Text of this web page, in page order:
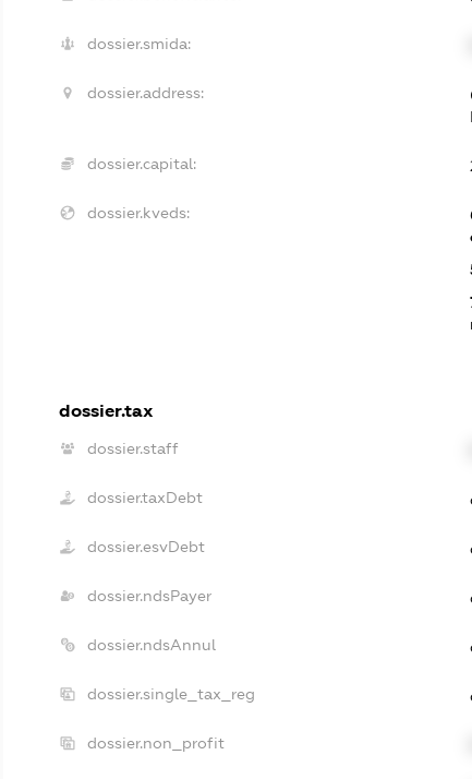
dossier.smida:
dossier.address:
dossier.capital:
dossier.kveds:
dossier.tax
dossier.staff
dossier.taxDebt
dossier.esvDebt
dossier.ndsPayer
dossier.ndsAnnul
dossier.single_tax_reg
dossier.non_profit